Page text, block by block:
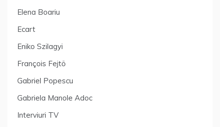
Elena Boariu
Ecart
Eniko Szilagyi
François Fejtö
Gabriel Popescu
Gabriela Manole Adoc
Interviuri TV